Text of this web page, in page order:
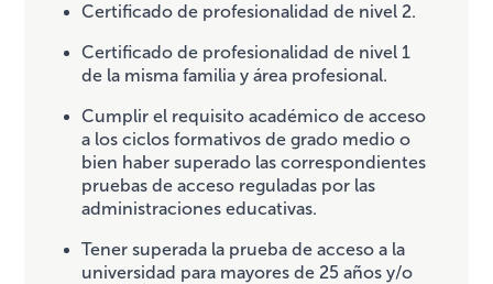
Certificado de profesionalidad de nivel 2.
Certificado de profesionalidad de nivel 1
de la misma familia y área profesional.
Cumplir el requisito académico de acceso
a los ciclos formativos de grado medio o
bien haber superado las correspondientes
pruebas de acceso reguladas por las
administraciones educativas.
Tener superada la prueba de acceso a la
universidad para mayores de 25 años y/o